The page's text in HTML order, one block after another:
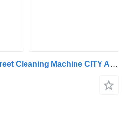
TICAB Manufacturer Street Cleaning Machine CITY ANT Street Vacuum Clea